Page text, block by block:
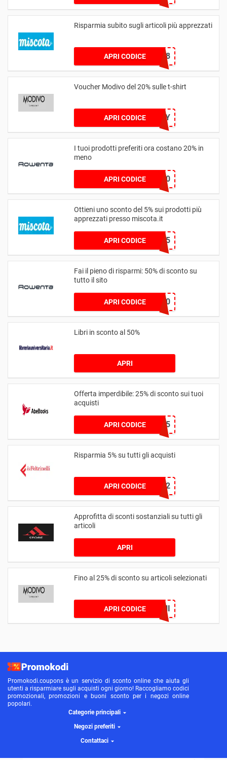
Risparmia subito sugli articoli più apprezzati
APRI CODICERECOVERY8
Voucher Modivo del 20% sulle t-shirt
APRI CODICE20MAY
I tuoi prodotti preferiti ora costano 20% in
meno
APRI CODICESTIRO20
Ottieni uno sconto del 5% sui prodotti più
apprezzati presso miscota.it
APRI CODICERECOVERY5
Fai il pieno di risparmi: 50% di sconto su
tutto il sito
APRI CODICEBEFANA50
Libri in sconto al 50%
APRI
Offerta imperdibile: 25% di sconto sui tuoi
acquisti
APRI CODICEAPRIL25
Risparmia 5% su tutti gli acquisti
APRI CODICEAWMAFEL2
Approfitta di sconti sostanziali su tutti gli
articoli
APRI
Fino al 25% di sconto su articoli selezionati
APRI CODICE25MINI
Promokodi.coupons è un servizio di sconto online che aiuta gli
utenti a risparmiare sugli acquisti ogni giorno! Raccogliamo codici
promozionali, promozioni e buoni sconto per i negozi online
popolari.
Categorie principali
Negozi preferiti
Contattaci